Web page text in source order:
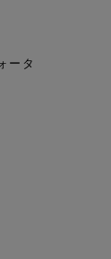
ータ